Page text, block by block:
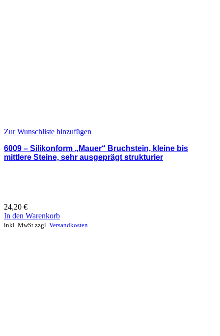
Zur Wunschliste hinzufügen
6009 – Silikonform „Mauer“ Bruchstein, kleine bis
mittlere Steine, sehr ausgeprägt strukturier
24,20 €
In den Warenkorb
inkl. MwSt. zzgl. Versandkosten